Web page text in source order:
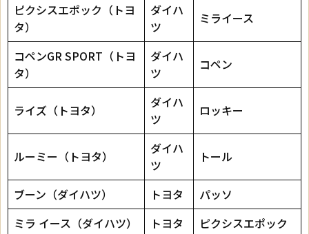
ピクシスエポック（トヨ
タ）
ダイハ
ツ
ミライース
コペンGR SPORT（トヨ
タ）
ダイハ
ツ
コペン
ライズ（トヨタ）
ダイハ
ツ
ロッキー
ルーミー（トヨタ）
ダイハ
ツ
トール
ブーン（ダイハツ） トヨタ
パッソ
ミラ イース（ダイハツ）
トヨタ ピクシスエポック